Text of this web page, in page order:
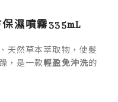
濕噴霧335mL
天然草本萃取物，使髮
，是一款輕盈免沖洗的